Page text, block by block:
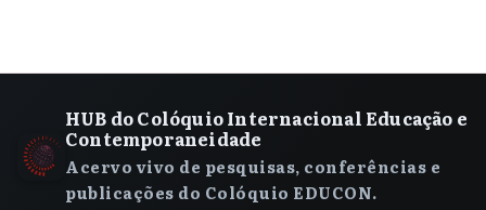
HUB do Colóquio Internacional Educação e
Contemporaneidade
Acervo vivo de pesquisas, conferências e
publicações do Colóquio EDUCON.